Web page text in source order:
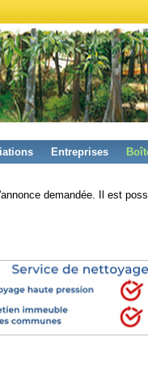
Entreprises
demandée. Il est